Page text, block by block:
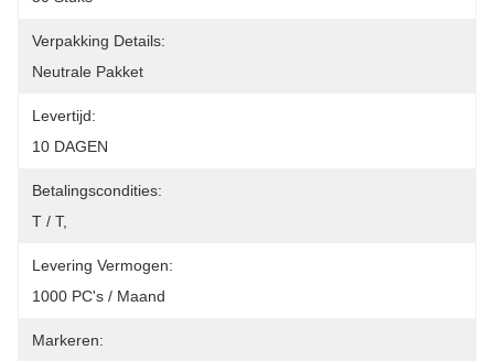
Verpakking Details:
Neutrale Pakket
Levertijd:
10 DAGEN
Betalingscondities:
T / T,
Levering Vermogen:
1000 PC's / Maand
Markeren: